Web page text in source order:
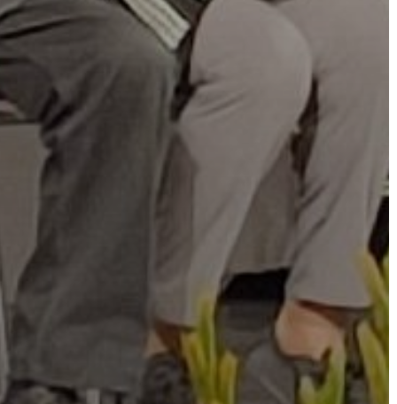
TELEPÜLÉSRENDEZÉS
STRATÉGIÁK
KONCEPCIÓK
BEJELENTŐ
VÁROSHÁZA